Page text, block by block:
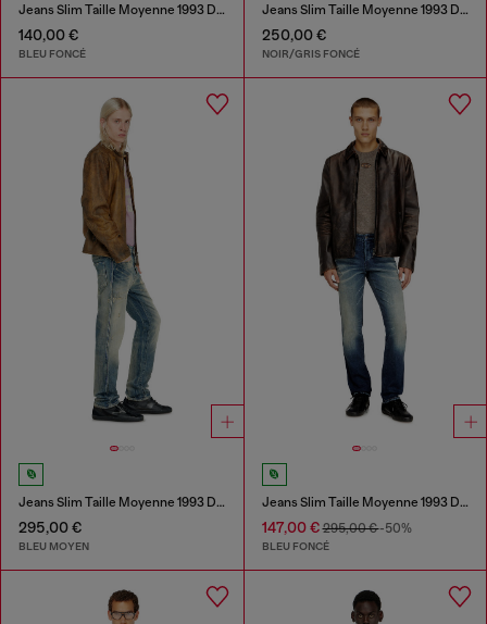
Jeans Slim Taille Moyenne 1993 D-Vyl
140,00 €
BLEU FONCÉ
Jeans Slim Taille Moyenne 1993 D-Vyl
250,00 €
NOIR/GRIS FONCÉ
Jeans Slim Taille Moyenne 1993 D-Vyl
295,00 €
BLEU MOYEN
Jeans Slim Taille Moyenne 1993 D-Vyl
147,00 €295,00 €-50%
BLEU FONCÉ